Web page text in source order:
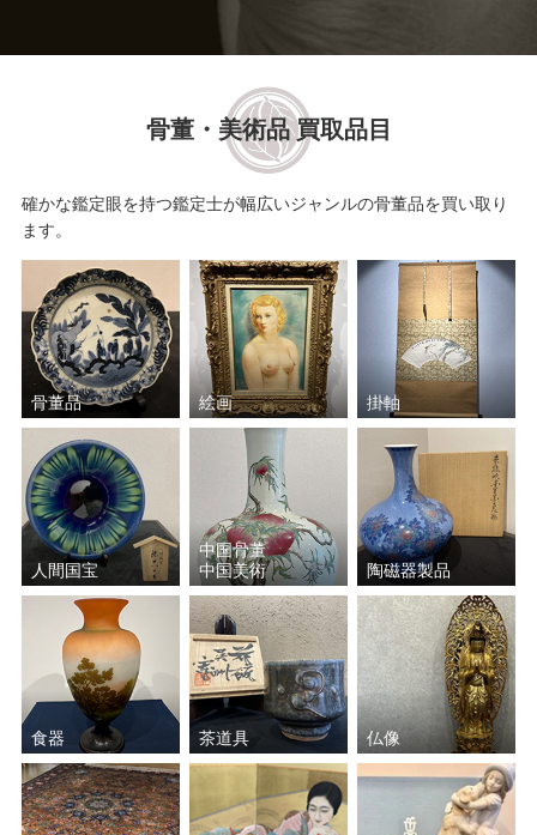
川北 良造
大谷 司朗
勝城 蒼鳳 大澤 光民
大野 昭和斎 宇野 宗甕
三代 山田 常山 室瀬 和美
山下 義人
中川 清司 中川 衛
桂 盛仁 原 清
中野 孝一 増村 紀一郎
玉川 宣夫 山岸 一男
北村 昭斎 久世久宝
骨董・美術品 買取品目
確かな鑑定眼を持つ鑑定士が幅広いジャンルの骨董品を買い取り
ます。
骨董品 絵画 掛軸
人間国宝
中国骨董
中国美術
陶磁器製品
食器 茶道具 仏像